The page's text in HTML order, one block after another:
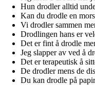
Hun drodler alltid
Kan du drodle en
Vi drodler sammen
Drodlingen hans er
Det er fint å drodle
Jeg slapper av ved å
Det er terapeutisk å
De drodler mens de
Du kan drodle på